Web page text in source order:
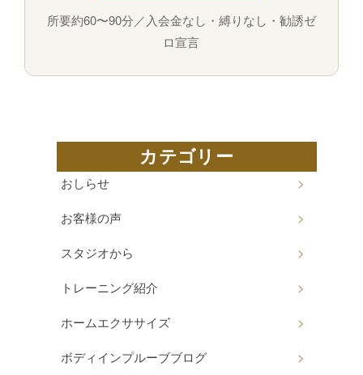
所要約60〜90分／入会金なし・縛りなし・勧誘ゼ
ロ宣言
カテゴリー
おしらせ
お客様の声
スタジオから
トレーニング紹介
ホームエクササイズ
ボディインプルーブブログ